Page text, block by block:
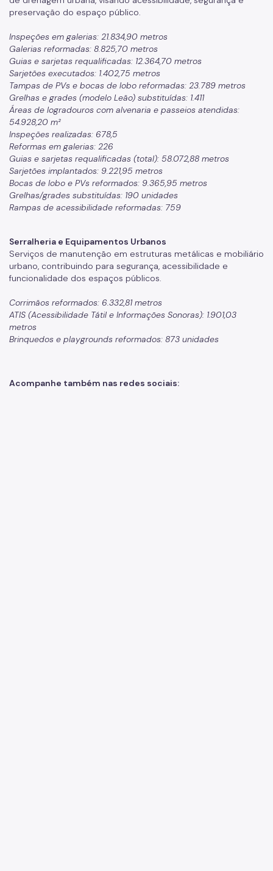
preservação do espaço público.
Inspeções em galerias: 21.834,90 metros
Galerias reformadas: 8.825,70 metros
Guias e sarjetas requalificadas: 12.364,70 metros
Sarjetões executados: 1.402,75 metros
Tampas de PVs e bocas de lobo reformadas: 23.789 metros
Grelhas e grades (modelo Leão) substituídas: 1.411
Áreas de logradouros com alvenaria e passeios atendidas:
54.928,20 m²
Inspeções realizadas: 678,5
Reformas em galerias: 226
Guias e sarjetas requalificadas (total): 58.072,88 metros
Sarjetões implantados: 9.221,95 metros
Bocas de lobo e PVs reformados: 9.365,95 metros
Grelhas/grades substituídas: 190 unidades
Rampas de acessibilidade reformadas: 759
Serralheria e Equipamentos Urbanos
Serviços de manutenção em estruturas metálicas e mobiliário
urbano, contribuindo para segurança, acessibilidade e
funcionalidade dos espaços públicos.
Corrimãos reformados: 6.332,81 metros
ATIS (Acessibilidade Tátil e Informações Sonoras): 1.901,03
metros
Brinquedos e playgrounds reformados: 873 unidades
Acompanhe também nas redes sociais: